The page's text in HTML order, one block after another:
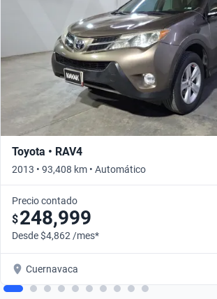
Toyota • RAV4
2013 • 93,408 km • Automático
Precio contado
$248,999
Desde $4,862 /mes*
Cuernavaca